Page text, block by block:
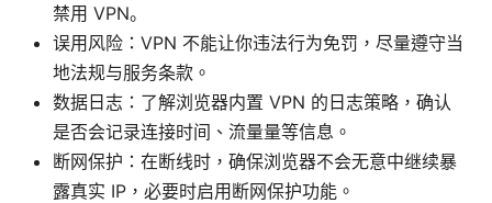
禁用 VPN。
误用风险：VPN 不能让你违法行为免罚，尽量遵守当
地法规与服务条款。
数据日志：了解浏览器内置 VPN 的日志策略，确认
是否会记录连接时间、流量量等信息。
断网保护：在断线时，确保浏览器不会无意中继续暴
露真实 IP，必要时启用断网保护功能。